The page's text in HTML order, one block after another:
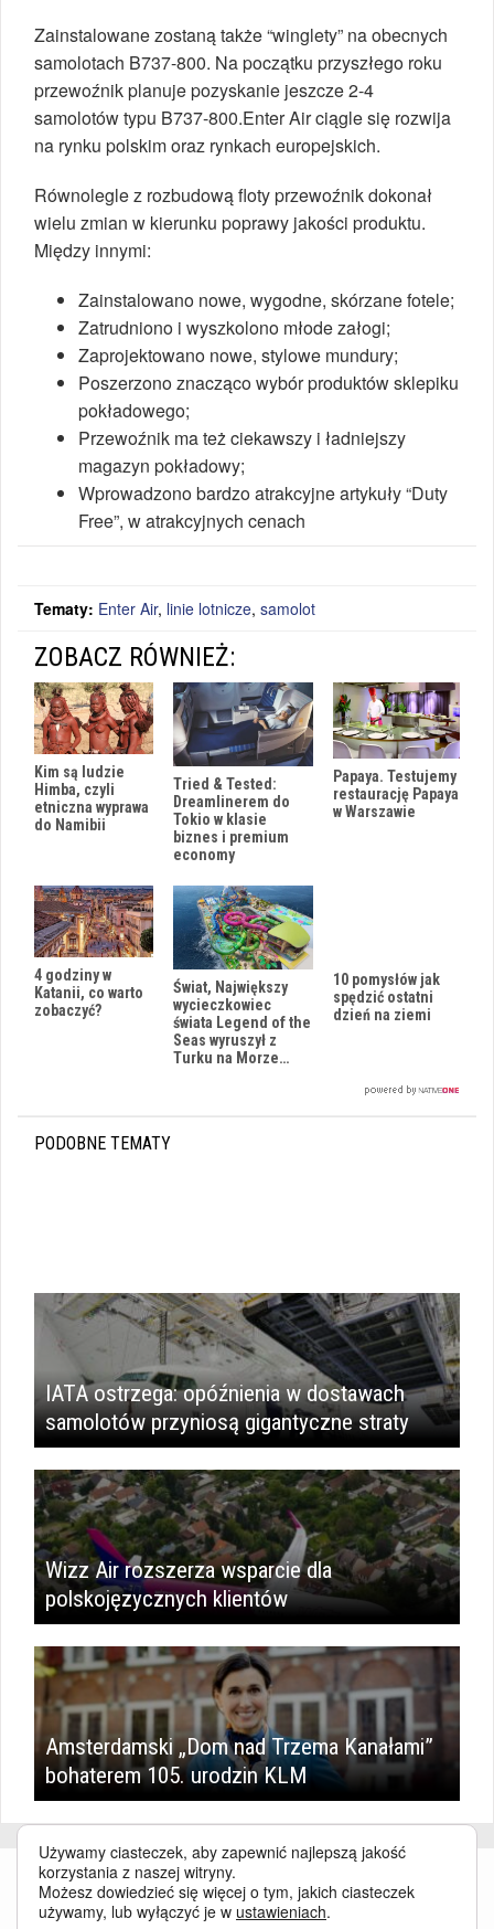
Zainstalowane zostaną także “winglety” na obecnych
samolotach B737-800. Na początku przyszłego roku
przewoźnik planuje pozyskanie jeszcze 2-4
samolotów typu B737-800.Enter Air ciągle się rozwija
na rynku polskim oraz rynkach europejskich.
Równolegle z rozbudową floty przewoźnik dokonał
wielu zmian w kierunku poprawy jakości produktu.
Między innymi:
Zainstalowano nowe, wygodne, skórzane fotele;
Zatrudniono i wyszkolono młode załogi;
Zaprojektowano nowe, stylowe mundury;
Poszerzono znacząco wybór produktów sklepiku
pokładowego;
Przewoźnik ma też ciekawszy i ładniejszy
magazyn pokładowy;
Wprowadzono bardzo atrakcyjne artykuły “Duty
Free”, w atrakcyjnych cenach
Tematy: Enter Air, linie lotnicze, samolot
ZOBACZ RÓWNIEŻ:
Kim są ludzie
Himba, czyli
etniczna wyprawa
do Namibii
Tried & Tested:
Dreamlinerem do
Tokio w klasie
biznes i premium
economy
Papaya. Testujemy
restaurację Papaya
w Warszawie
4 godziny w
Katanii, co warto
zobaczyć?
Świat, Największy
wycieczkowiec
świata Legend of the
Seas wyruszył z
Turku na Morze…
10 pomysłów jak
spędzić ostatni
dzień na ziemi
PODOBNE TEMATY
IATA ostrzega: opóźnienia w dostawach
samolotów przyniosą gigantyczne straty
Wizz Air rozszerza wsparcie dla
polskojęzycznych klientów
Amsterdamski „Dom nad Trzema Kanałami”
bohaterem 105. urodzin KLM
Używamy ciasteczek, aby zapewnić najlepszą jakość
korzystania z naszej witryny.
Możesz dowiedzieć się więcej o tym, jakich ciasteczek
używamy, lub wyłączyć je w ustawieniach.